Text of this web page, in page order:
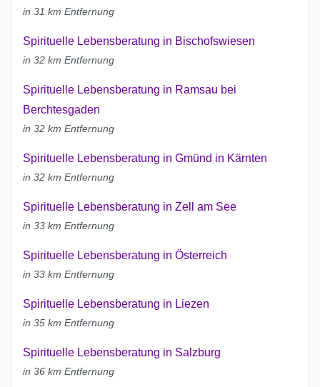
in 31 km Entfernung
Spirituelle Lebensberatung in Bischofswiesen
in 32 km Entfernung
Spirituelle Lebensberatung in Ramsau bei
Berchtesgaden
in 32 km Entfernung
Spirituelle Lebensberatung in Gmünd in Kärnten
in 32 km Entfernung
Spirituelle Lebensberatung in Zell am See
in 33 km Entfernung
Spirituelle Lebensberatung in Österreich
in 33 km Entfernung
Spirituelle Lebensberatung in Liezen
in 35 km Entfernung
Spirituelle Lebensberatung in Salzburg
in 36 km Entfernung